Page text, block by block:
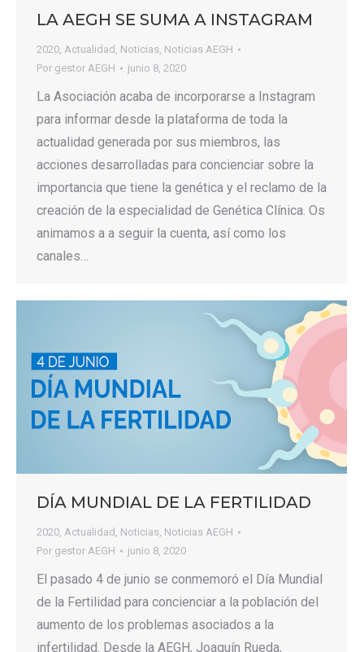
LA AEGH SE SUMA A INSTAGRAM
2020, Actualidad , Noticias, Noticias AEGH
Por gestor AEGH junio 8, 2020
La Asociación acaba de incorporarse a Instagram
para informar desde la plataforma de toda la
actualidad generada por sus miembros, las
acciones desarrolladas para concienciar sobre la
importancia que tiene la genética y el reclamo de la
creación de la especialidad de Genética Clínica. Os
animamos a a seguir la cuenta, así como los
canales…
DÍA MUNDIAL DE LA FERTILIDAD
2020, Actualidad , Noticias, Noticias AEGH
Por gestor AEGH junio 8, 2020
El pasado 4 de junio se conmemoró el Día Mundial
de la Fertilidad para concienciar a la población del
aumento de los problemas asociados a la
infertilidad. Desde la AEGH, Joaquín Rueda,